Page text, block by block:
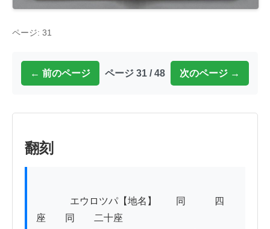
ページ: 31
← 前のページ ページ 31 / 48 次のページ →
翻刻
座　　同　　二十座